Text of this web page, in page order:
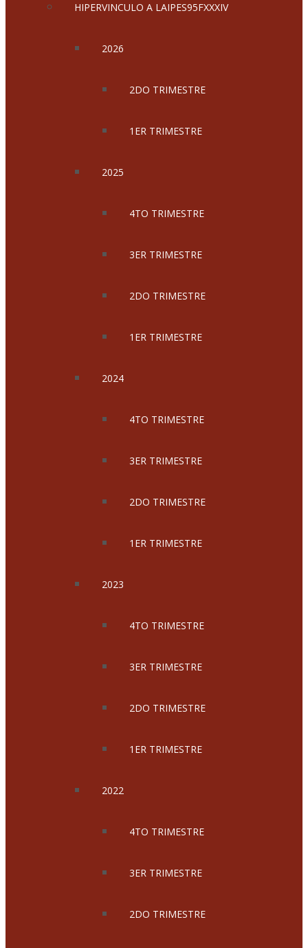
HIPERVINCULO A LAIPES95FXXXIV
2026
2DO TRIMESTRE
1ER TRIMESTRE
2025
4TO TRIMESTRE
3ER TRIMESTRE
2DO TRIMESTRE
1ER TRIMESTRE
2024
4TO TRIMESTRE
3ER TRIMESTRE
2DO TRIMESTRE
1ER TRIMESTRE
2023
4TO TRIMESTRE
3ER TRIMESTRE
2DO TRIMESTRE
1ER TRIMESTRE
2022
4TO TRIMESTRE
3ER TRIMESTRE
2DO TRIMESTRE